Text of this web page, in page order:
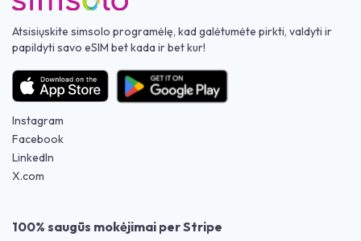
Atsisiųskite simsolo programėlę, kad galėtumėte pirkti, valdyti ir
papildyti savo eSIM bet kada ir bet kur!
Instagram
Facebook
LinkedIn
X.com
100% saugūs mokėjimai per Stripe